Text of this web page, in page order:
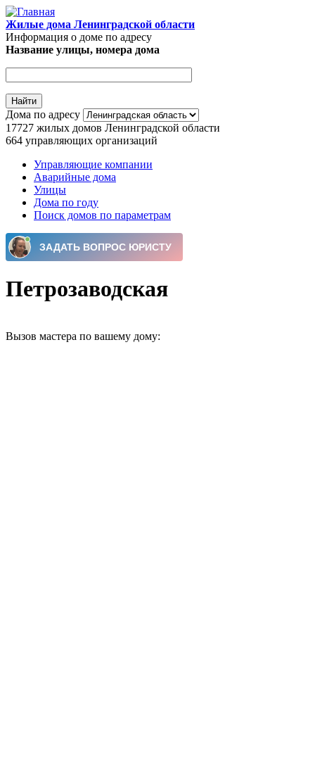
Перейти к основному содержанию
Жилые дома Ленинградской области
Информация о доме по адресу
Название улицы, номера дома
Дома по адресу
17727 жилых домов Ленинградской области
664 управляющих организаций
Главное меню
Управляющие компании
Аварийные дома
Улицы
Дома по году
Поиск домов по параметрам
Петрозаводская
Вызов мастера по вашему дому: